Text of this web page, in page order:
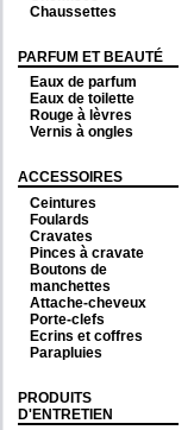
Chaussettes
PARFUM ET BEAUTÉ
Eaux de parfum
Eaux de toilette
Rouge à lèvres
Vernis à ongles
ACCESSOIRES
Ceintures
Foulards
Cravates
Pinces à cravate
Boutons de
manchettes
Attache-cheveux
Porte-clefs
Ecrins et coffres
Parapluies
PRODUITS
D'ENTRETIEN